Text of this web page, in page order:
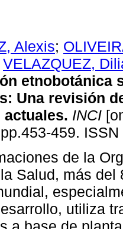
Alexis;
VELAZQUEZ,
etnobotánica
: Una revisión
actuales. INCI
459.
de la
Salud, más del
utiliza